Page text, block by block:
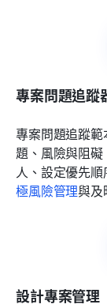
專案問題追蹤
專案問題追蹤
題、風險與阻
人、設定優先
極風險管理與及
設計專案管理